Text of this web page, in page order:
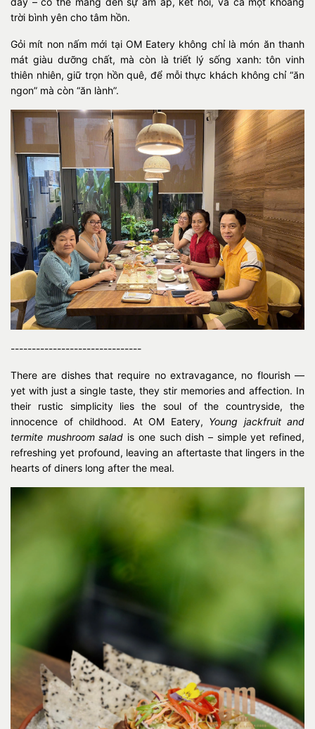
trời bình yên cho tâm hồn.
Gỏi mít non nấm mới tại OM Eatery không chỉ là món ăn thanh
mát giàu dưỡng chất, mà còn là triết lý sống xanh: tôn vinh
thiên nhiên, giữ trọn hồn quê, để mỗi thực khách không chỉ “ăn
ngon” mà còn “ăn lành”.
-------------------------------
There are dishes that require no extravagance, no flourish —
yet with just a single taste, they stir memories and affection. In
their rustic simplicity lies the soul of the countryside, the
innocence of childhood. At OM Eatery, Young jackfruit and
termite mushroom salad is one such dish – simple yet refined,
refreshing yet profound, leaving an aftertaste that lingers in the
hearts of diners long after the meal.